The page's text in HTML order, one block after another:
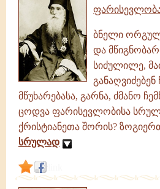
ბნელი
და
სიძულილე,
მწუხარებასა, გარნა, ძმანო
ცოდვა ფარისევლობისა
ქრისტიანეთა შორის?
სრულად